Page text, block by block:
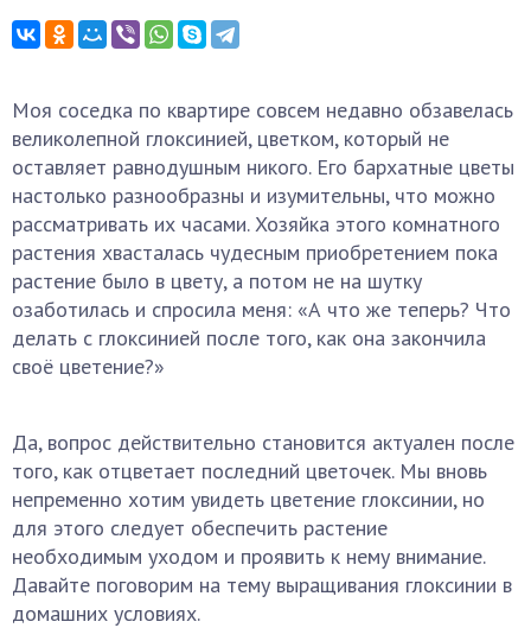
Моя соседка по квартире совсем недавно обзавелась
великолепной глоксинией, цветком, который не
оставляет равнодушным никого. Его бархатные цветы
настолько разнообразны и изумительны, что можно
рассматривать их часами. Хозяйка этого комнатного
растения хвасталась чудесным приобретением пока
растение было в цвету, а потом не на шутку
озаботилась и спросила меня: «А что же теперь? Что
делать с глоксинией после того, как она закончила
своё цветение?»
Да, вопрос действительно становится актуален после
того, как отцветает последний цветочек. Мы вновь
непременно хотим увидеть цветение глоксинии, но
для этого следует обеспечить растение
необходимым уходом и проявить к нему внимание.
Давайте поговорим на тему выращивания глоксинии в
домашних условиях.